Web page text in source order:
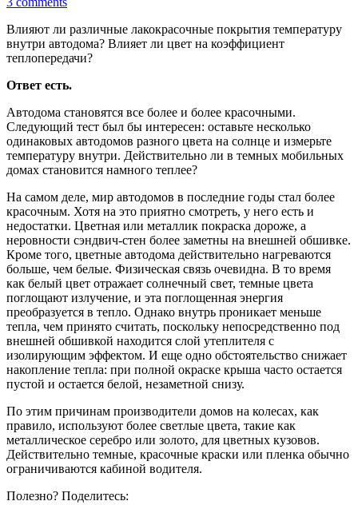
Влияют ли различные лакокрасочные покрытия температуру
внутри автодома? Влияет ли цвет на коэффициент
теплопередачи?
Ответ есть.
Автодома становятся все более и более красочными.
Следующий тест был бы интересен: оставьте несколько
одинаковых автодомов разного цвета на солнце и измерьте
температуру внутри. Действительно ли в темных мобильных
домах становится намного теплее?
На самом деле, мир автодомов в последние годы стал более
красочным. Хотя на это приятно смотреть, у него есть и
недостатки. Цветная или металлик покраска дороже, а
неровности сэндвич-стен более заметны на внешней обшивке.
Кроме того, цветные автодома действительно нагреваются
больше, чем белые. Физическая связь очевидна. В то время
как белый цвет отражает солнечный свет, темные цвета
поглощают излучение, и эта поглощенная энергия
преобразуется в тепло. Однако внутрь проникает меньше
тепла, чем принято считать, поскольку непосредственно под
внешней обшивкой находится слой утеплителя с
изолирующим эффектом. И еще одно обстоятельство снижает
накопление тепла: при полной окраске крыша часто остается
пустой и остается белой, незаметной снизу.
По этим причинам производители домов на колесах, как
правило, используют более светлые цвета, такие как
металлическое серебро или золото, для цветных кузовов.
Действительно темные, красочные краски или пленка обычно
ограничиваются кабиной водителя.
Полезно? Поделитесь: